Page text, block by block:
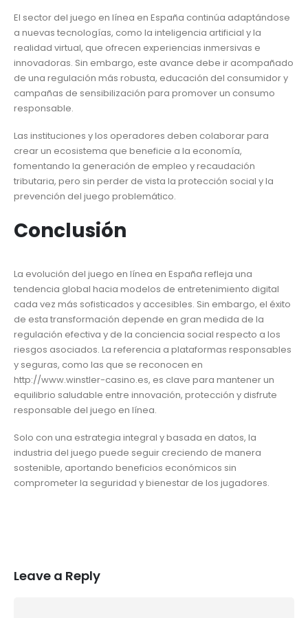
El sector del juego en línea en España continúa adaptándose
a nuevas tecnologías, como la inteligencia artificial y la
realidad virtual, que ofrecen experiencias inmersivas e
innovadoras. Sin embargo, este avance debe ir acompañado
de una regulación más robusta, educación del consumidor y
campañas de sensibilización para promover un consumo
responsable.
Las instituciones y los operadores deben colaborar para
crear un ecosistema que beneficie a la economía,
fomentando la generación de empleo y recaudación
tributaria, pero sin perder de vista la protección social y la
prevención del juego problemático.
Conclusión
La evolución del juego en línea en España refleja una
tendencia global hacia modelos de entretenimiento digital
cada vez más sofisticados y accesibles. Sin embargo, el éxito
de esta transformación depende en gran medida de la
regulación efectiva y de la conciencia social respecto a los
riesgos asociados. La referencia a plataformas responsables
y seguras, como las que se reconocen en
http://www.winstler-casino.es, es clave para mantener un
equilibrio saludable entre innovación, protección y disfrute
responsable del juego en línea.
Solo con una estrategia integral y basada en datos, la
industria del juego puede seguir creciendo de manera
sostenible, aportando beneficios económicos sin
comprometer la seguridad y bienestar de los jugadores.
Leave a Reply